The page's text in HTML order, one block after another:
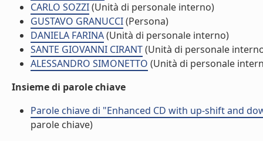
CARLO SOZZI(Unità di personale interno)
GUSTAVO GRANUCCI(Persona)
DANIELA FARINA(Unità di personale interno)
SANTE GIOVANNI CIRANT(Unità di personale
ALESSANDRO SIMONETTO (Unità di personale
Insieme di parole chiave
Parole chiave di "Enhanced CD with up-shift and
parole chiave)